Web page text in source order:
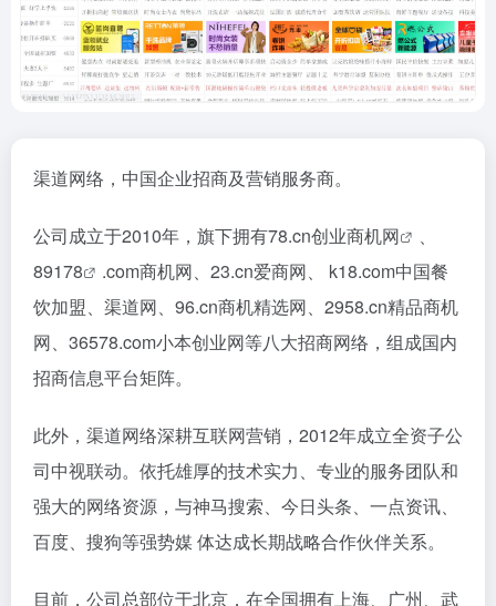
渠道网络，中国企业招商及营销服务商。
公司成立于2010年，旗下拥有78.cn创业商机网
、
89178
.com商机网、23.cn爱商网、 k18.com中国餐
饮加盟、渠道网、96.cn商机精选网、2958.cn精品商机
网、36578.com小本创业网等八大招商网络，组成国内
招商信息平台矩阵。
此外，渠道网络深耕互联网营销，2012年成立全资子公
司中视联动。依托雄厚的技术实力、专业的服务团队和
强大的网络资源，与神马搜索、今日头条、一点资讯、
百度、搜狗等强势媒 体达成长期战略合作伙伴关系。
目前，公司总部位于北京，在全国拥有上海、广州、武